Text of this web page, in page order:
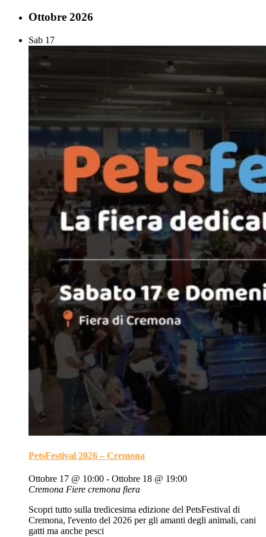
Ottobre 2026
Sab 17
PetsFestival 2026 – Cremona
Ottobre 17 @ 10:00 - Ottobre 18 @ 19:00
Cremona Fiere cremona fiera
Scopri tutto sulla tredicesima edizione del PetsFestival di
Cremona, l'evento del 2026 per gli amanti degli animali, cani
gatti ma anche pesci